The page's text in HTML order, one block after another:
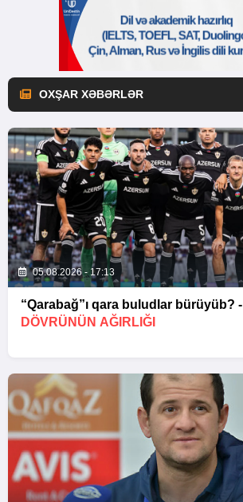
OXŞAR XƏBƏRLƏR
05.08.2026 - 17:13
“Qarabağ”ı qara buludlar bürüyüb? -
DÖVRÜNÜN AĞIRLIĞI